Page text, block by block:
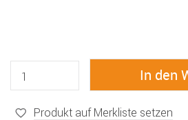
Produkt auf Merkliste setzen